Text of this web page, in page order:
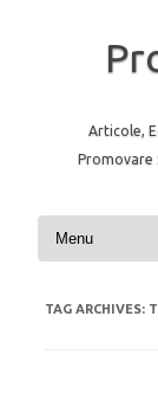
Articole,
Promovare
Skip to content
TAG ARCHIVES: